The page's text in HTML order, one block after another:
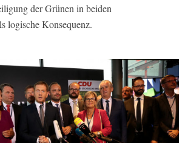
der Grünen in beiden
logische Konsequenz.